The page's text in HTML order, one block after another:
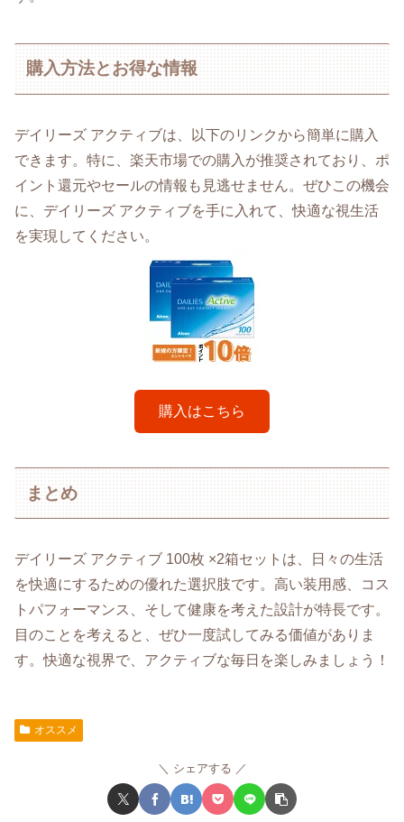
購入方法とお得な情報
デイリーズ アクティブは、以下のリンクから簡単に購入
できます。特に、楽天市場での購入が推奨されており、ポ
イント還元やセールの情報も見逃せません。ぜひこの機会
に、デイリーズ アクティブを手に入れて、快適な視生活
を実現してください。
購入はこちら
まとめ
デイリーズ アクティブ 100枚 ×2箱セットは、日々の生活
を快適にするための優れた選択肢です。高い装用感、コス
トパフォーマンス、そして健康を考えた設計が特長です。
目のことを考えると、ぜひ一度試してみる価値がありま
す。快適な視界で、アクティブな毎日を楽しみましょう！
オススメ
シェアする